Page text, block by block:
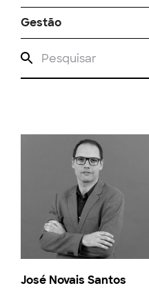
Gestão
José Novais Santos